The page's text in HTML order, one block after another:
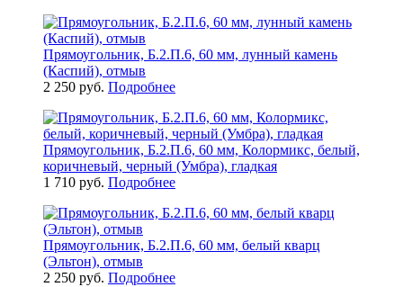
Прямоугольник, Б.2.П.6, 60 мм, лунный камень
(Каспий), отмыв
2 250 руб. Подробнее
Прямоугольник, Б.2.П.6, 60 мм, Колормикс, белый,
коричневый, черный (Умбра), гладкая
1 710 руб. Подробнее
Прямоугольник, Б.2.П.6, 60 мм, белый кварц
(Эльтон), отмыв
2 250 руб. Подробнее